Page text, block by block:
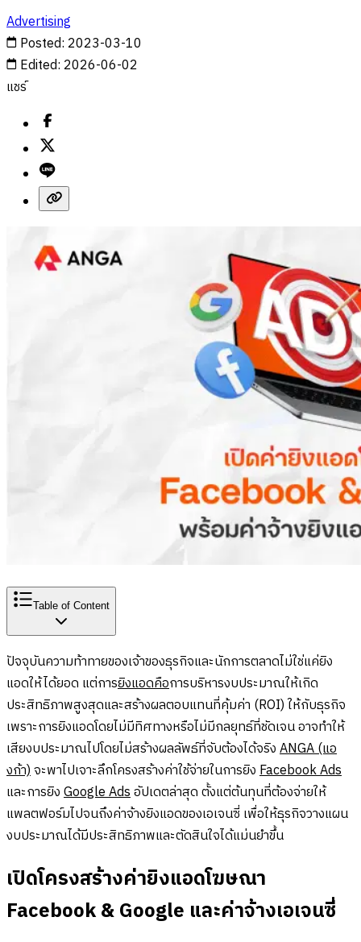
Advertising
Posted: 2023-03-10
Edited: 2026-06-02
แชร์
Table of Content
ปัจจุบันความท้าทายของเจ้าของธุรกิจและนักการตลาดไม่ใช่แค่ยิง
แอดให้ได้ยอด แต่การยิงแอดคือการบริหารงบประมาณให้เกิด
ประสิทธิภาพสูงสุดและสร้างผลตอบแทนที่คุ้มค่า (ROI) ให้กับธุรกิจ
เพราะการยิงแอดโดยไม่มีทิศทางหรือไม่มีกลยุทธ์ที่ชัดเจน อาจทำให้
เสียงบประมาณไปโดยไม่สร้างผลลัพธ์ที่จับต้องได้จริงANGA (แอ
งก้า)จะพาไปเจาะลึกโครงสร้างค่าใช้จ่ายในการยิงFacebook Ads
และการยิงGoogle Adsอัปเดตล่าสุด ตั้งแต่ต้นทุนที่ต้องจ่ายให้
แพลตฟอร์มไปจนถึงค่าจ้างยิงแอดของเอเจนซี่ เพื่อให้ธุรกิจวางแผน
งบประมาณได้มีประสิทธิภาพและตัดสินใจได้แม่นยำขึ้น
เปิดโครงสร้างค่ายิงแอดโฆษณา
Facebook & Google และค่าจ้างเอเจนซี่